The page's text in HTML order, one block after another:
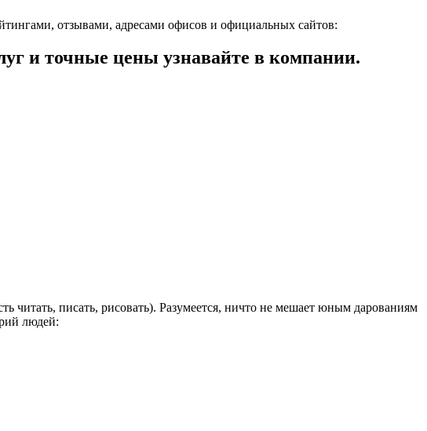
отзывами, адресами офисов и официальных сайтов:
и точные цены узнавайте в компании.
читать, писать, рисовать). Разумеется, ничто не мешает юным дарованиям
людей: